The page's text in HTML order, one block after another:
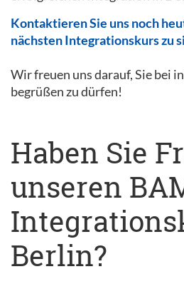
Kontaktieren Sie uns noch
nächsten Integrationskurs zu
Wir freuen uns darauf, Sie bei
begrüßen zu dürfen!
Haben Sie
unseren
Berlin?